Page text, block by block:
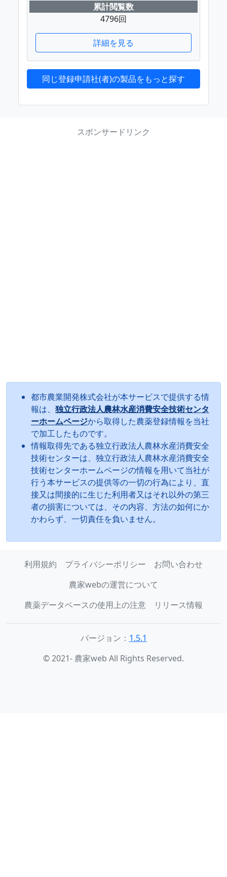
累計閲覧数
4796回
詳細を見る
同じ登録申請社(者)の製品をもっと探す
スポンサードリンク
都市農業開発株式会社が本サービスで提供する情
報は、 独立行政法人農林水産消費安全技術センタ
ーホームページから取得した農薬登録情報を当社
で加工したものです。
情報取得先である独立行政法人農林水産消費安全
技術センターは、独立行政法人農林水産消費安全
技術センターホームページの情報を用いて当社が
行う本サービスの提供等の一切の行為により、直
接又は間接的に生じた利用者又はそれ以外の第三
者の損害については、その内容、方法の如何にか
かわらず、一切責任を負いません。
利用規約 プライバシーポリシー
お問い合わせ
農家webの運営について
農薬データベースの使用上の注意
リリース情報
バージョン： 1.5.1
© 2021- 農家web All Rights Reserved.